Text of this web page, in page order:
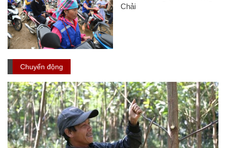
Chải
Chuyển động